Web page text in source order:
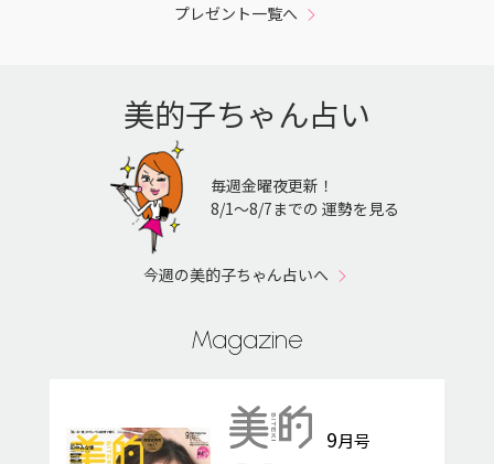
プレゼント一覧へ
美的子ちゃん占い
毎週金曜夜更新！
8/1〜8/7までの 運勢を見る
今週の美的子ちゃん占いへ
Magazine
9月号